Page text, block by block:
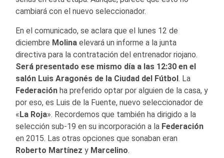
cambiará con el nuevo seleccionador.
En el comunicado, se aclara que el lunes 12 de
diciembre Molina elevará un informe a la junta
directiva para la contratación del entrenador riojano.
Será presentado ese mismo día a las 12:30 en el
salón Luis Aragonés de la Ciudad del Fútbol. La
Federación ha preferido optar por alguien de la casa, y
por eso, es Luis de la Fuente, nuevo seleccionador de
«La Roja». Recordemos que también ha dirigido a la
selección sub-19 en su incorporación a la Federación
en 2015. Las otras opciones que sonaban eran
Roberto Martínez y Marcelino.